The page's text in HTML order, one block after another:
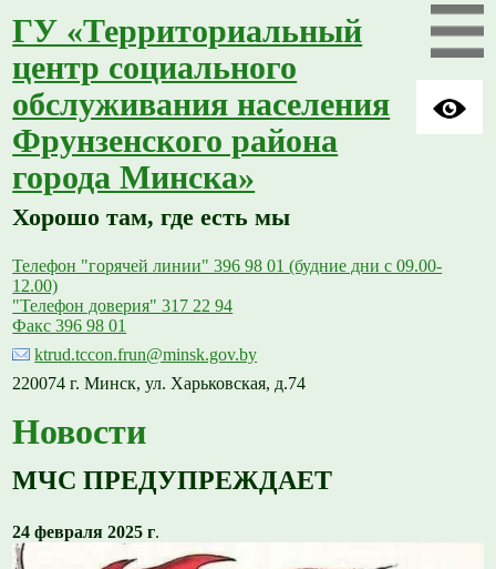
ГУ «Территориальный
центр социального
обслуживания населения
Фрунзенского района
города Минска»
Хорошо там, где есть мы
Телефон "горячей линии" 396 98 01 (будние дни с 09.00-
12.00)
"Телефон доверия" 317 22 94
Факс 396 98 01
ktrud.tccon.frun@minsk.gov.by
220074 г. Минск, ул. Харьковская, д.74
Новости
МЧС ПРЕДУПРЕЖДАЕТ
24 февраля 2025 г.